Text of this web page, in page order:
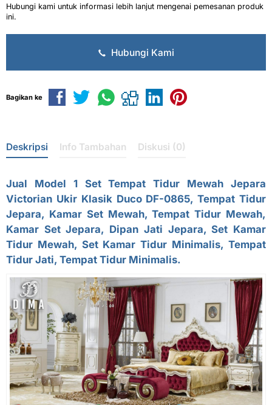
Hubungi kami untuk informasi lebih lanjut mengenai pemesanan produk
ini.
Hubungi Kami
Bagikan ke
Deskripsi Info Tambahan Diskusi (0)
Jual Model 1 SetTempat Tidur Mewah Jepara
Victorian Ukir Klasik Duco DF-0865, Tempat Tidur
Jepara, Kamar Set Mewah, Tempat Tidur Mewah,
Kamar Set Jepara, Dipan Jati Jepara, Set Kamar
Tidur Mewah, Set Kamar Tidur Minimalis, Tempat
Tidur Jati, Tempat Tidur Minimalis.